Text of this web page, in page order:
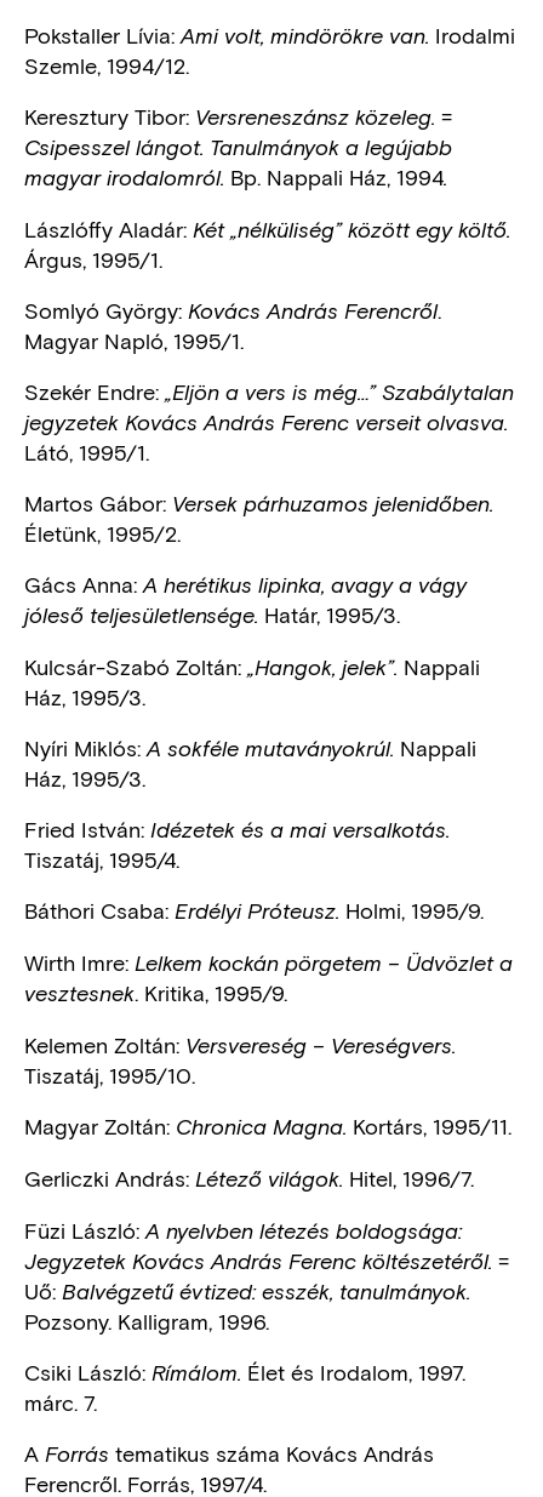
Pokstaller Lívia: Ami volt, mindörökre van. Irodalmi
Szemle, 1994/12.
Keresztury Tibor: Versreneszánsz közeleg. =
Csipesszel lángot. Tanulmányok a legújabb
magyar irodalomról. Bp. Nappali Ház, 1994.
Lászlóffy Aladár: Két „nélküliség” között egy költő.
Árgus, 1995/1.
Somlyó György: Kovács András Ferencről.
Magyar Napló, 1995/1.
Szekér Endre: „Eljön a vers is még…” Szabálytalan
jegyzetek Kovács András Ferenc verseit olvasva.
Látó, 1995/1.
Martos Gábor: Versek párhuzamos jelenidőben.
Életünk, 1995/2.
Gács Anna: A herétikus lipinka, avagy a vágy
jóleső teljesületlensége. Határ, 1995/3.
Kulcsár-Szabó Zoltán: „Hangok, jelek”. Nappali
Ház, 1995/3.
Nyíri Miklós: A sokféle mutaványokrúl. Nappali
Ház, 1995/3.
Fried István: Idézetek és a mai versalkotás.
Tiszatáj, 1995/4.
Báthori Csaba: Erdélyi Próteusz. Holmi, 1995/9.
Wirth Imre: Lelkem kockán pörgetem – Üdvözlet a
vesztesnek. Kritika, 1995/9.
Kelemen Zoltán: Versvereség – Vereségvers.
Tiszatáj, 1995/10.
Magyar Zoltán: Chronica Magna. Kortárs, 1995/11.
Gerliczki András: Létező világok. Hitel, 1996/7.
Füzi László: A nyelvben létezés boldogsága:
Jegyzetek Kovács András Ferenc költészetéről. =
Uő: Balvégzetű évtized: esszék, tanulmányok.
Pozsony. Kalligram, 1996.
Csiki László: Rímálom. Élet és Irodalom, 1997.
márc. 7.
A Forrás tematikus száma Kovács András
Ferencről. Forrás, 1997/4.